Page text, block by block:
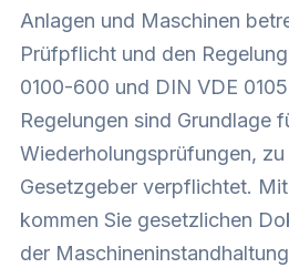
Anlagen und Maschinen
Prüfpflicht und den
0100-600 und DIN VDE
Regelungen sind Grundlage
Wiederholungsprüfungen,
Gesetzgeber verpflichtet.
kommen Sie gesetzlichen
der